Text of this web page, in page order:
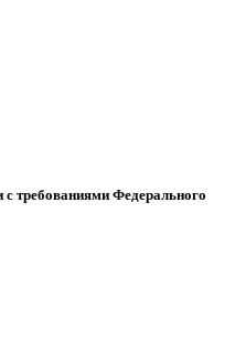
с требованиями Федерального